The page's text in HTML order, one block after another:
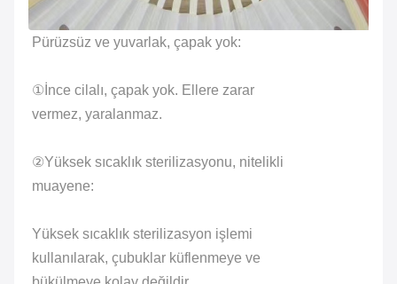
Pürüzsüz ve yuvarlak, çapak yok:
①İnce cilalı, çapak yok. Ellere zarar
vermez, yaralanmaz.
②Yüksek sıcaklık sterilizasyonu, nitelikli
muayene:
Yüksek sıcaklık sterilizasyon işlemi
kullanılarak, çubuklar küflenmeye ve